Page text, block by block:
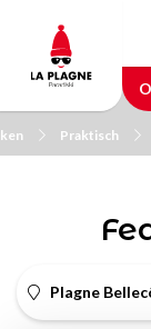
main
content
Praktisch
Plagne